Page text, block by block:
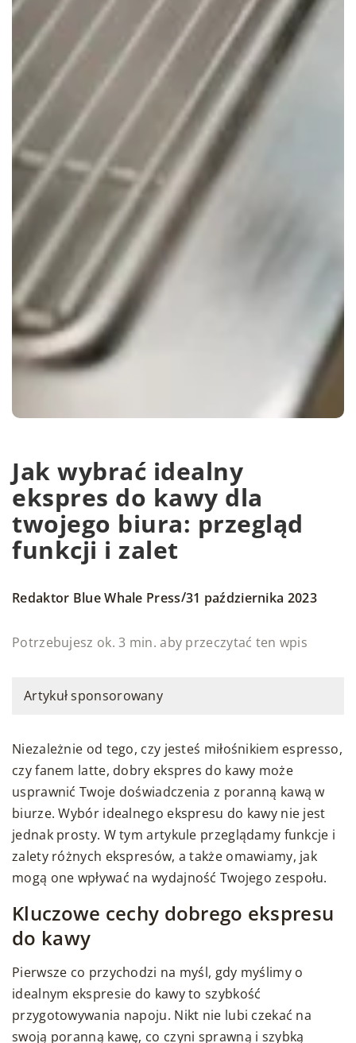
Jak wybrać idealny
ekspres do kawy dla
twojego biura: przegląd
funkcji i zalet
Redaktor Blue Whale Press/31 października 2023
Potrzebujesz ok. 3 min. aby przeczytać ten wpis
Artykuł sponsorowany
Niezależnie od tego, czy jesteś miłośnikiem espresso,
czy fanem latte, dobry ekspres do kawy może
usprawnić Twoje doświadczenia z poranną kawą w
biurze. Wybór idealnego ekspresu do kawy nie jest
jednak prosty. W tym artykule przeglądamy funkcje i
zalety różnych ekspresów, a także omawiamy, jak
mogą one wpływać na wydajność Twojego zespołu.
Kluczowe cechy dobrego ekspresu
do kawy
Pierwsze co przychodzi na myśl, gdy myślimy o
idealnym ekspresie do kawy to szybkość
przygotowywania napoju. Nikt nie lubi czekać na
swoją poranną kawę, co czyni sprawną i szybką